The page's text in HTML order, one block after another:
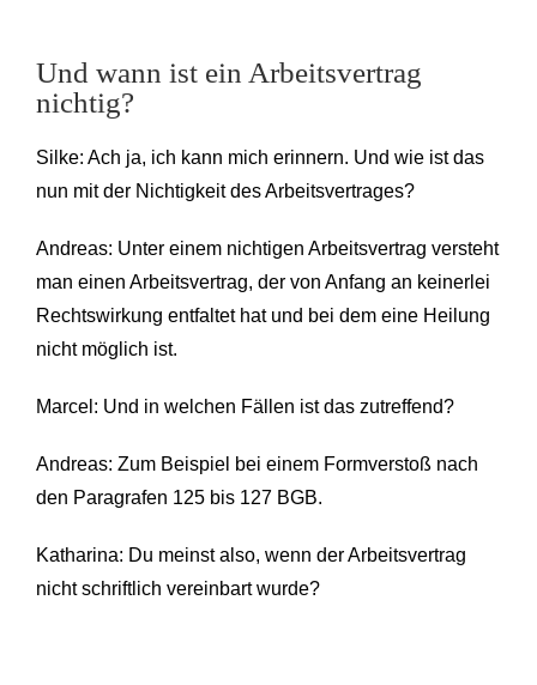
Und wann ist ein Arbeitsvertrag
nichtig?
Silke: Ach ja, ich kann mich erinnern. Und wie ist das
nun mit der Nichtigkeit des Arbeitsvertrages?
Andreas: Unter einem nichtigen Arbeitsvertrag versteht
man einen Arbeitsvertrag, der von Anfang an keinerlei
Rechtswirkung entfaltet hat und bei dem eine Heilung
nicht möglich ist.
Marcel: Und in welchen Fällen ist das zutreffend?
Andreas: Zum Beispiel bei einem Formverstoß nach
den Paragrafen 125 bis 127 BGB.
Katharina: Du meinst also, wenn der Arbeitsvertrag
nicht schriftlich vereinbart wurde?